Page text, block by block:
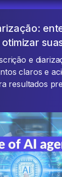
e
claros e
resultados